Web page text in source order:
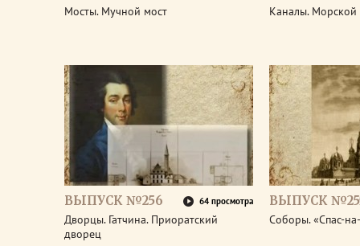
Мосты. Мучной мост Каналы. Морской
ВЫПУСК №256 64 просмотра
Дворцы. Гатчина. Приоратский
дворец
ВЫПУСК
Соборы. «Спас-